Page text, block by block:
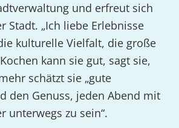
und erfreut sich
Stadt. „Ich liebe Erlebnisse
kulturelle Vielfalt, die große
kann sie gut, sagt sie,
schätzt sie „gute
den Genuss, jeden Abend mit
unterwegs zu sein“.